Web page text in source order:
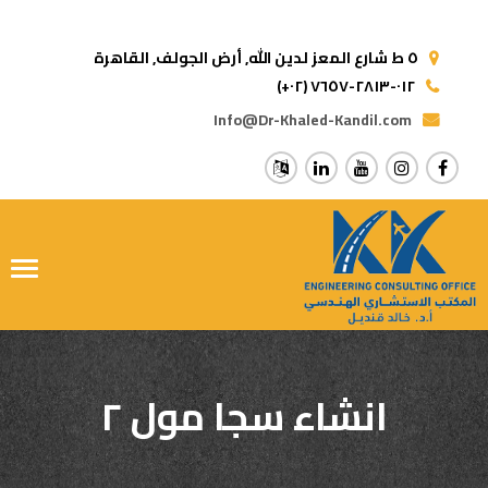
٥ ط شارع المعز لدين الله,
أرض الجولف, القاهرة
(+٠٢) ٠١٢-٢٨١٣-٧٦٥٧
Info@Dr-Khaled-Kandil.com
انشاء سجا مول ٢